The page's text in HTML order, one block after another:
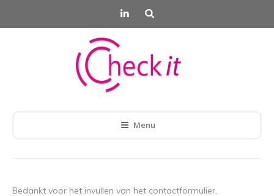
Menu
Bedankt voor het invullen van het contactformulier.